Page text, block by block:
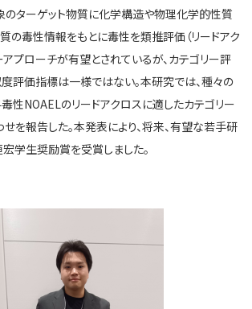
のターゲット物質に化学構造や物理化学的性質
の毒性情報をもとに毒性を類推評価（リードアク
アプローチが有望とされているが、カテゴリー評
評価指標は一様ではない。本研究では、種々の
性NOAELのリードアクロスに適したカテゴリー
を報告した。本発表により、将来、有望な若手研
学生奨励賞を受賞しました。